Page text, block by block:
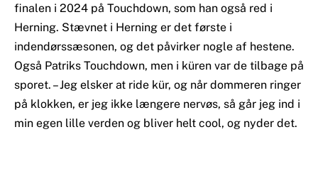
finalen i 2024 på Touchdown, som han også red i
Herning. Stævnet i Herning er det første i
indendørssæsonen, og det påvirker nogle af hestene.
Også Patriks Touchdown, men i küren var de tilbage på
sporet. – Jeg elsker at ride kür, og når dommeren ringer
på klokken, er jeg ikke længere nervøs, så går jeg ind i
min egen lille verden og bliver helt cool, og nyder det.